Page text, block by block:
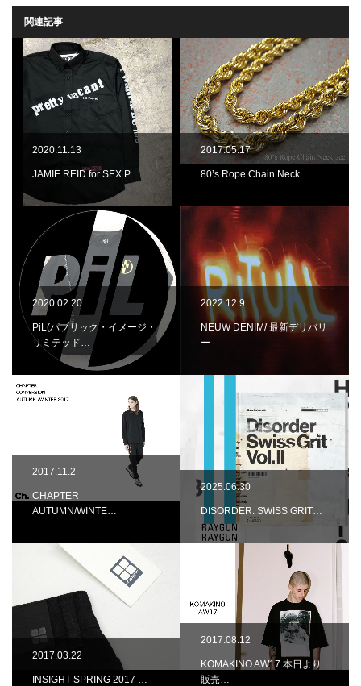
関連記事
2020.11.13
JAMIE REID for SEX P…
2017.05.17
80’s Rope Chain Neck…
2020.02.20
PiL(パブリック・イメージ・
リミテッド…
2022.12.9
NEUW DENIM/ 最新デリバリ
ー
2017.11.2
CHAPTER
AUTUMN/WINTE…
2025.06.30
DISORDER: SWISS GRIT…
2017.03.22
INSIGHT SPRING 2017 …
2017.08.12
KOMAKINO AW17 本日より
販売…